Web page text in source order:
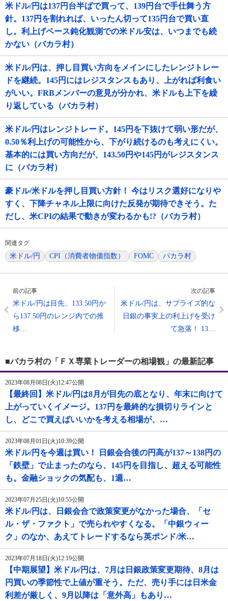
米ドル/円は137円台半ばで買って、139円台で手仕舞う方
針。137円を割れれば、いったん切って135円台で買い直
し。利上げペース鈍化観測での米ドル安は、いつまでも続
かない（バカラ村）
米ドル/円は、押し目買い方向をメインにしたレンジトレー
ドを継続。145円にはレジスタンスもあり、上がれば利食い
がいい。FRBメンバーの意見が分かれ、米ドルも上下を繰
り返している（バカラ村）
米ドル/円はレンジトレード。145円を下抜けて弱い形だが、
0.50％利上げの可能性から、下がり続けるのも考えにくい。
基本的には買い方向だが、143.50円や145円がレジスタンス
に（バカラ村）
豪ドル/米ドルを押し目買い方針！ 今はリスク選好になりや
すく、下降チャネル上限に向けた反発が期待できそう。た
だし、米CPIの結果で動きが変わるかも!?（バカラ村）
関連タグ
米ドル/円 CPI（消費者物価指数） FOMC バカラ村
前の記事
米ドル/円は目先、133.50円か
ら137.50円のレンジ内での推
移…
次の記事
米ドル/円は、サプライズ的な
日銀の事実上の利上げを受け
て急落！ 13…
■バカラ村の「ＦＸ専業トレーダーの相場観」の最新記事
2023年08月08日(火)12:47公開
【最終回】米ドル/円は8月が目先の底となり、年末に向けて
上がっていくイメージ。137円を最終的な損切りラインと
し、どこで買えばいいかを考える相場が、…
2023年08月01日(火)10:39公開
米ドル/円を今週は買い！ 日銀会合後の円高が137～138円の
「鉄壁」で止まったのなら、145円を目指し、超える可能性
も。金融ショックの気配も、1週…
2023年07月25日(火)10:55公開
米ドル/円は、日銀会合で政策変更がなかった場合、「セ
ル・ザ・ファクト」で売られやすくなる。「中銀ウィー
ク」のなか、あえてトレードするなら英ポンド/米…
2023年07月18日(火)12:19公開
【中期展望】米ドル/円は、7月は日銀政策変更期待、8月は
円買いの季節性で上値が重そう。ただ、売り手には日米金
利差が厳しく、9月以降は「意外高」もあり…